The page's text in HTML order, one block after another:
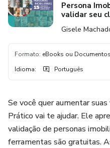
Persona
validar seu
Gisele
Formato: eBooks ou Documentos
Idioma: Português
Se você quer aumentar
Prático vai te ajudar. Ele
validação de personas
ferramentas são gratuitas.